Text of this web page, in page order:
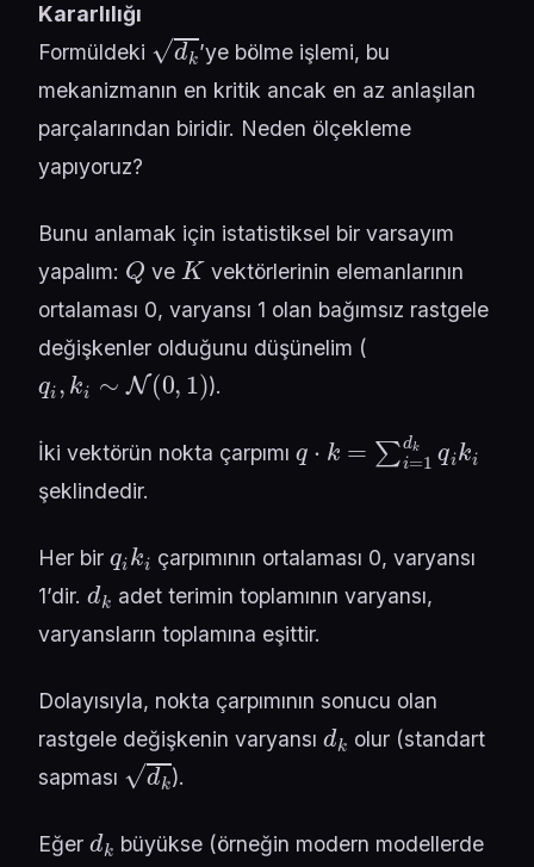
Kararlılığı
Formüldeki
k
’ye bölme işlemi, bu
mekanizmanın en kritik ancak en az anlaşılan
parçalarından biridir. Neden ölçekleme
yapıyoruz?
Bunu anlamak için istatistiksel bir varsayım
yapalım:
Q
ve
K
vektörlerinin elemanlarının
ortalaması 0, varyansı 1 olan bağımsız rastgele
değişkenler olduğunu düşünelim (
,k i∼ ( 0,1)
).
İki vektörün nokta çarpımı
k =1dk k
şeklindedir.
Her bir
k
çarpımının ortalaması 0, varyansı
1’dir.
d k
adet terimin toplamının varyansı,
varyansların toplamına eşittir.
Dolayısıyla, nokta çarpımının sonucu olan
rastgele değişkenin varyansı
d
olur (standart
sapması
k
).
Eğer
d
büyükse (örneğin modern modellerde